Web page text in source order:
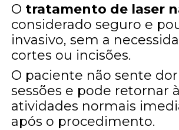
O tratamento de laser
considerado seguro e
invasivo, sem a
cortes ou incisões.
O paciente não sente
sessões e pode retornar
atividades normais
após o procedimento.